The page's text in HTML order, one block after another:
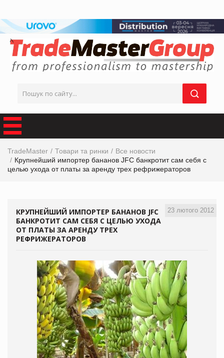
TradeMaster Товари та ринки
Все новости
Крупнейший импортер бананов JFC банкротит сам себя с
целью ухода от платы за аренду трех рефрижераторов
23 лютого 2012
КРУПНЕЙШИЙ ИМПОРТЕР БАНАНОВ JFC
БАНКРОТИТ САМ СЕБЯ С ЦЕЛЬЮ УХОДА
ОТ ПЛАТЫ ЗА АРЕНДУ ТРЕХ
РЕФРИЖЕРАТОРОВ